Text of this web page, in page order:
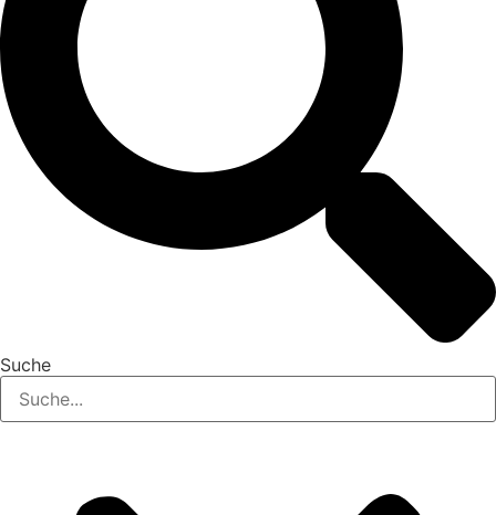
Suche